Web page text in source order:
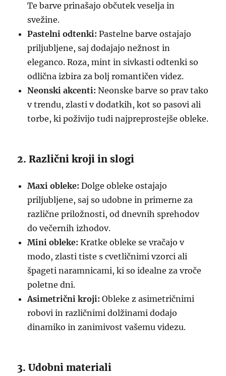
Te barve prinašajo občutek veselja in
svežine.
Pastelni odtenki: Pastelne barve ostajajo
priljubljene, saj dodajajo nežnost in
eleganco. Roza, mint in sivkasti odtenki so
odlična izbira za bolj romantičen videz.
Neonski akcenti: Neonske barve so prav tako
v trendu, zlasti v dodatkih, kot so pasovi ali
torbe, ki poživijo tudi najpreprostejše obleke.
2. Različni kroji in slogi
Maxi obleke: Dolge obleke ostajajo
priljubljene, saj so udobne in primerne za
različne priložnosti, od dnevnih sprehodov
do večernih izhodov.
Mini obleke: Kratke obleke se vračajo v
modo, zlasti tiste s cvetličnimi vzorci ali
špageti naramnicami, ki so idealne za vroče
poletne dni.
Asimetrični kroji: Obleke z asimetričnimi
robovi in različnimi dolžinami dodajo
dinamiko in zanimivost vašemu videzu.
3. Udobni materiali